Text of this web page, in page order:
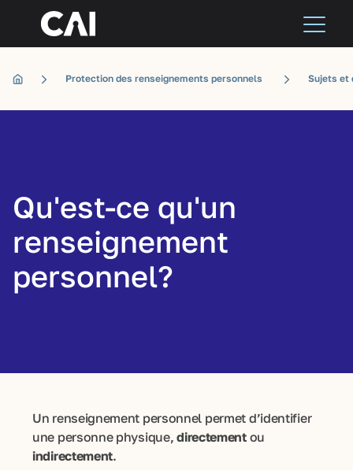
Protection des renseignements personnels Sujets et
Qu'est-ce qu'un
renseignement
personnel?
Un renseignement personnel permet d’identifier
une personne physique,directementou
indirectement.